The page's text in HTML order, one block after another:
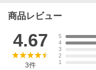
商品レビュー
4.67
3件
5
4
3
2
1